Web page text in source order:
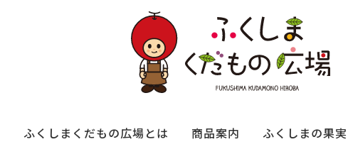
ふくしまくだもの広場とは 商品案内 ふくしまの果実